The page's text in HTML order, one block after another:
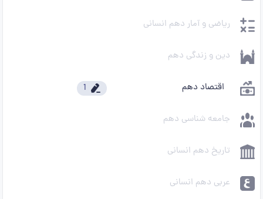
ریاضی و آمار دهم انسانی
دین و زندگی دهم
اقتصاد دهم 1
جامعه شناسی دهم
تاریخ دهم انسانی
عربی دهم انسانی